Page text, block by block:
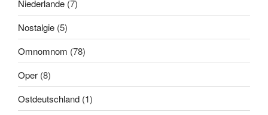
Niederlande (7)
Nostalgie (5)
Omnomnom (78)
Oper (8)
Ostdeutschland (1)